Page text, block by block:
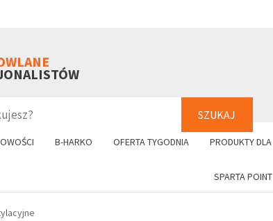
SZUKAJ
B-HARKO OFERTA TYGODNIA PRODUKTY DLA
SPARTA POINT